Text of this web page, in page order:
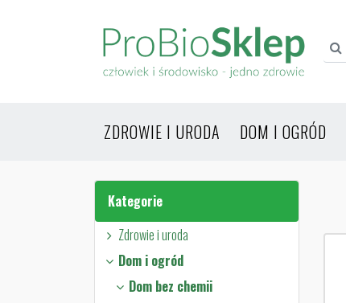
ZDROWIE I URODA DOM I OGRÓD
Kategorie
Zdrowie i uroda
Dom i ogród
Dom bez chemii